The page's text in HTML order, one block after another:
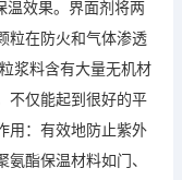
效果。界面剂将两
粒在防火和气体渗透
浆料含有大量无机材
不仅能起到很好的平
用：有效地防止紫外
酯保温材料如门、